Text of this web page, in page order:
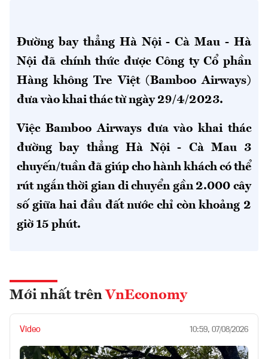
Đường bay thẳng Hà Nội - Cà Mau - Hà
Nội đã chính thức được Công ty Cổ phần
Hàng không Tre Việt (Bamboo Airways)
đưa vào khai thác từ ngày 29/4/2023.
Việc Bamboo Airways đưa vào khai thác
đường bay thẳng Hà Nội - Cà Mau 3
chuyến/tuần đã giúp cho hành khách có thể
rút ngắn thời gian di chuyển gần 2.000 cây
số giữa hai đầu đất nước chỉ còn khoảng 2
giờ 15 phút.
Mới nhất trên VnEconomy
Video 10:59, 07/08/2026